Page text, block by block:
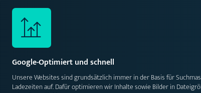
Google-Optimiert und schnell
Unsere Websites sind grundsätzlich immer in der Basis für
Ladezeiten auf. Dafür optimieren wir Inhalte sowie Bilder in